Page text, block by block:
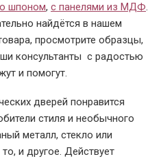
шпоном, с панелями из МДФ.
найдётся в нашем
просмотрите образцы,
консультанты с радостью
и помогут.
дверей понравится
стиля и необычного
металл, стекло или
и другое. Действует